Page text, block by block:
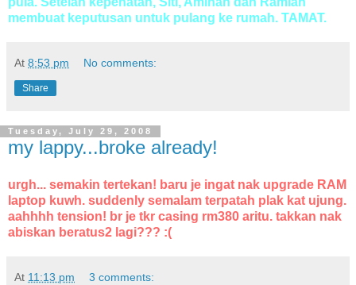
membuat keputusan untuk pulang ke rumah. TAMAT.
At 8:53 pm No comments:
Share
Tuesday, July 29, 2008
my lappy...broke already!
urgh... semakin tertekan! baru je ingat nak upgrade RAM
laptop kuwh. suddenly semalam terpatah plak kat ujung.
aahhhh tension! br je tkr casing rm380 aritu. takkan nak
abiskan beratus2 lagi??? :(
At 11:13 pm 3 comments: